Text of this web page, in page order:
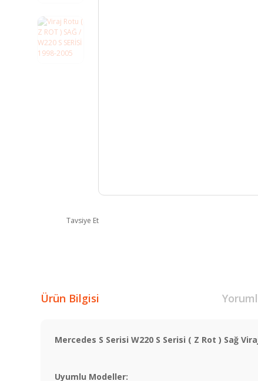
Tavsiye Et
Ürün Bilgisi
Mercedes S Serisi W220 S Serisi ( Z Rot ) Sağ
Uyumlu Modeller: